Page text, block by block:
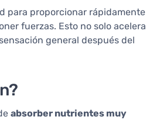
para proporcionar rápidamente
fuerzas. Esto no solo acelera
general después del
absorber nutrientes muy